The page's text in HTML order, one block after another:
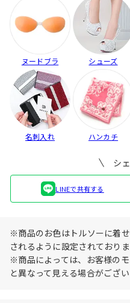
ヌードブラ シューズ
名刺入れ ハンカチ
シ
LINEで共有する
※商品のお色はトルソーに着
されるように設定されておりま
※商品によっては、お客様の
と異なって見える場合がござ